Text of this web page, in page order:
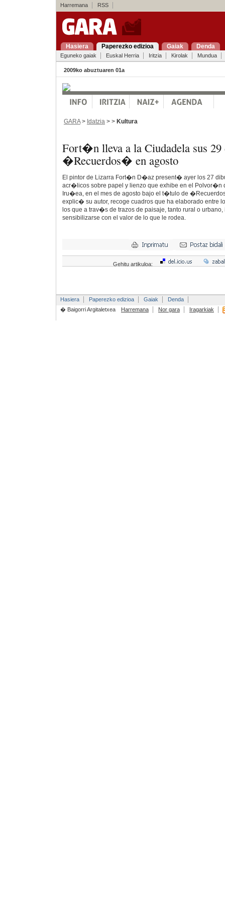
Harremana RSS
Hasiera Paperezko edizioa Gaiak Denda
Eguneko gaiak Euskal Herria Iritzia Kirolak Mundua
2009ko abuztuaren 01a
GARA> Idatzia > > Kultura
Fort�n lleva a la Ciudadela sus 29
�Recuerdos� en agosto
El pintor de Lizarra Fort�n D�az present� ayer los 27
acr�licos sobre papel y lienzo que exhibe en el Polvor�n
Iru�ea, en el mes de agosto bajo el t�tulo de
explic� su autor, recoge cuadros que ha elaborado entre
los que a trav�s de trazos de paisaje, tanto rural o
sensibilizarse con el valor de lo que le rodea.
Gehitu artikuloa:
Hasiera Paperezko edizioa Gaiak
Denda
� Baigorri Argitaletxea
Harremana Nor gara Iragarkiak